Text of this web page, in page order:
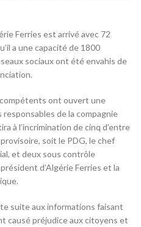
Ferries est arrivé avec 72
a une capacité de 1800
sociaux ont été envahis de
ont ouvert une
de la compagnie
à l’incrimination de cinq d’entre
soit le PDG, le chef
et deux sous contrôle
d’Algérie Ferries et la
suite aux informations faisant
causé préjudice aux citoyens et